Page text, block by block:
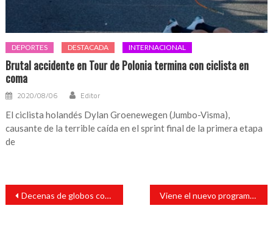
DEPORTES DESTACADA INTERNACIONAL
Brutal accidente en Tour de Polonia termina con ciclista en
coma
2020/08/06 Editor
El ciclista holandés Dylan Groenewegen (Jumbo-Visma),
causante de la terrible caída en el sprint final de la primera etapa
de
Navegación
entradas
Decenas de globos con forma de miembro sobrevuelan corte donde juzgan a Trump Viene el nuevo programa para los jóvenes: Paola Tenorio